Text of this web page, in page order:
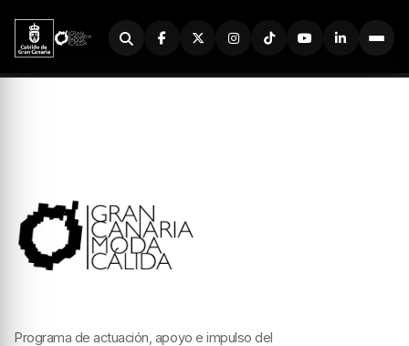
Buscador
Programa de actuación, apoyo e impulso del